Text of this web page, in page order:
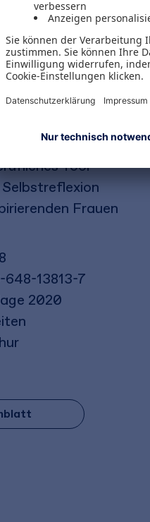
um das Ziel zu
und
die Inspiration und
Basis für die Karriere
Tool
Frauen
13813-7
2020